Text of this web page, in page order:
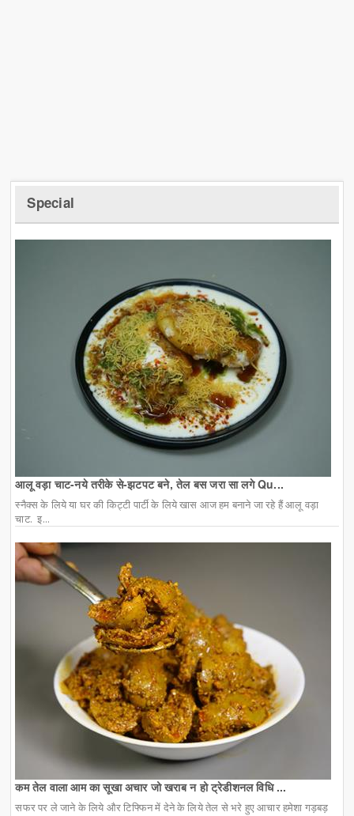
Special
आलू वड़ा चाट-नये तरीके से-झटपट बने, तेल बस जरा सा लगे Qu...
स्नैक्स के लिये या घर की किट्टी पार्टी के लिये खास आज हम बनाने जा रहे हैं आलू वड़ा
चाट. इ...
कम तेल वाला आम का सूखा अचार जो खराब न हो ट्रेडीशनल विधि ...
सफर पर ले जाने के लिये और टिफ्फिन में देने के लिये तेल से भरे हुए आचार हमेशा गड़बड़